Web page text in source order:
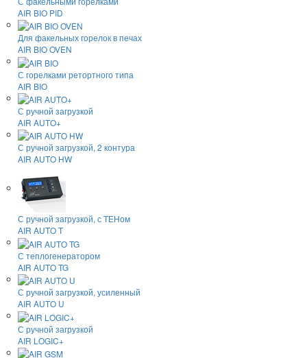
AIR BIO PID
Для факельных горелок в печах
AIR BIO OVEN
С горелками ретортного типа
AIR BIO
С ручной загрузкой
AIR AUTO+
С ручной загрузкой, 2 контура
AIR AUTO HW
С ручной загрузкой, с ТЕНом
AIR AUTO T
С теплогенератором
AIR AUTO TG
С ручной загрузкой, усиленный
AIR AUTO U
С ручной загрузкой
AIR LOGIC+